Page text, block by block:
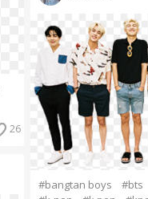
26
#bangtan boys #bts